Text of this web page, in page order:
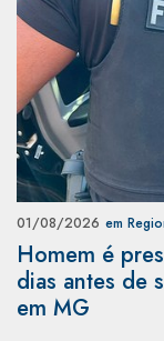
01/08/2026 em
Homem é
dias antes de
em MG